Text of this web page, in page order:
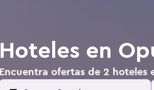
Hoteles en
Encuentra ofertas de 2 hoteles